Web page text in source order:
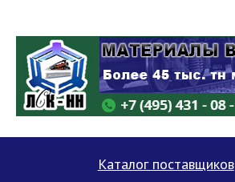
Каталог поставщиков